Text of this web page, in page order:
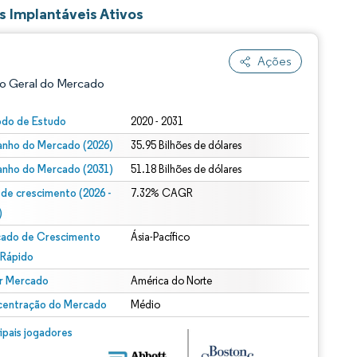
Implantáveis Ativos
Ações
Geral do Mercado
de Estudo 2020 - 2031
do Mercado (2026) 35.95 Bilhões de dólares
do Mercado (2031) 51.18 Bilhões de dólares
de crescimento (2026 -
7.32% CAGR
de Crescimento
Ásia-Pacífico
Mercado América do Norte
do Mercado Médio
jogadores
© Mordor Intelligence. O reuso requer atribuição conforme CC BY 4.0.
conforme CC BY 4.0.